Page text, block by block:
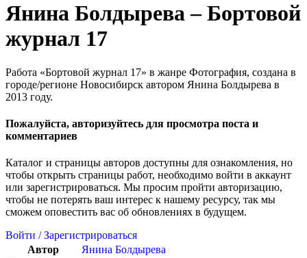
Янина Болдырева – Бортовой
журнал 17
Работа «Бортовой журнал 17» в жанре Фотография, создана в
городе/регионе Новосибирск автором Янина Болдырева в
2013 году.
Пожалуйста, авторизуйтесь для просмотра поста и
комментариев
Каталог и страницы авторов доступны для ознакомления, но
чтобы открыть страницы работ, необходимо войти в аккаунт
или зарегистрироваться. Мы просим пройти авторизацию,
чтобы не потерять ваш интерес к нашему ресурсу, так мы
сможем оповестить вас об обновлениях в будущем.
Войти / Зарегистрироваться
Автор
Янина Болдырева